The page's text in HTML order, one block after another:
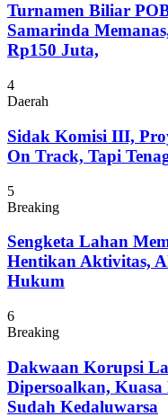
Turnamen Biliar
Samarinda
Rp150 Juta,
4
Daerah
Sidak Komisi III,
On Track, Tapi
5
Breaking
Sengketa Lahan
Hentikan Aktivitas,
Hukum
6
Breaking
Dakwaan Korupsi
Dipersoalkan,
Sudah Kedaluwarsa